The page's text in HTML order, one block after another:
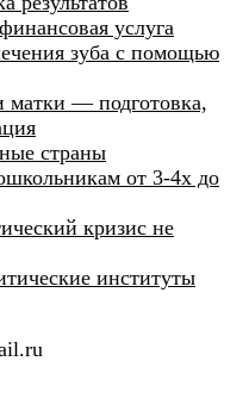
услуга
зуба с помощью
— подготовка,
страны
от 3-4х до
кризис не
институты